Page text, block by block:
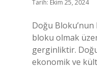
Tarih: Ekim 25, 2024
Doğu
bloku olmak
gerginliktir.
ekonomik ve